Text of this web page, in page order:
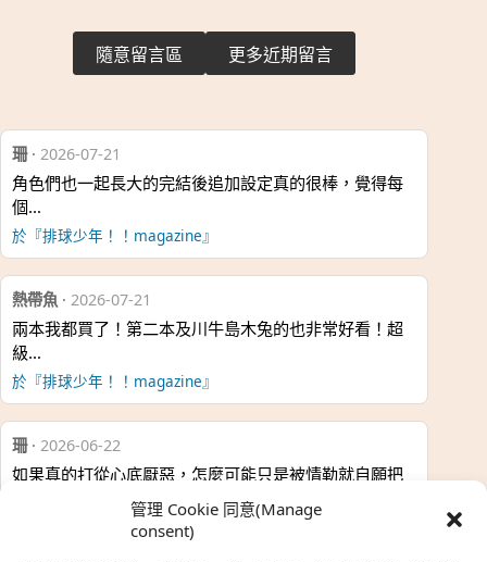
管理 Cookie 同意(Manage
consent)
隨意留言區 更多近期留言
珊· 2026-07-21
角色們也一起長大的完結後追加設定真的很棒，覺得每
個…
於『排球少年！！magazine』
熱帶魚 · 2026-07-21
兩本我都買了！第二本及川牛島木兔的也非常好看！超
級…
於『排球少年！！magazine』
珊· 2026-06-22
如果真的打從心底厭惡，怎麼可能只是被情勒就自願把